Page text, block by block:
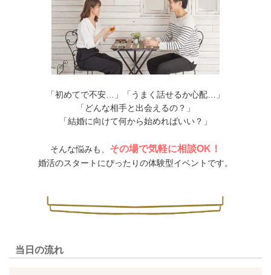
「初めてで不安…」「うまく話せるか心配…」
「どんな相手と出会えるの？」
「結婚に向けて何から始めればいい？」
そんな悩みも、 その場で気軽に相談OK！
婚活のスタートにぴったりの体験型イベントです。
当日の流れ